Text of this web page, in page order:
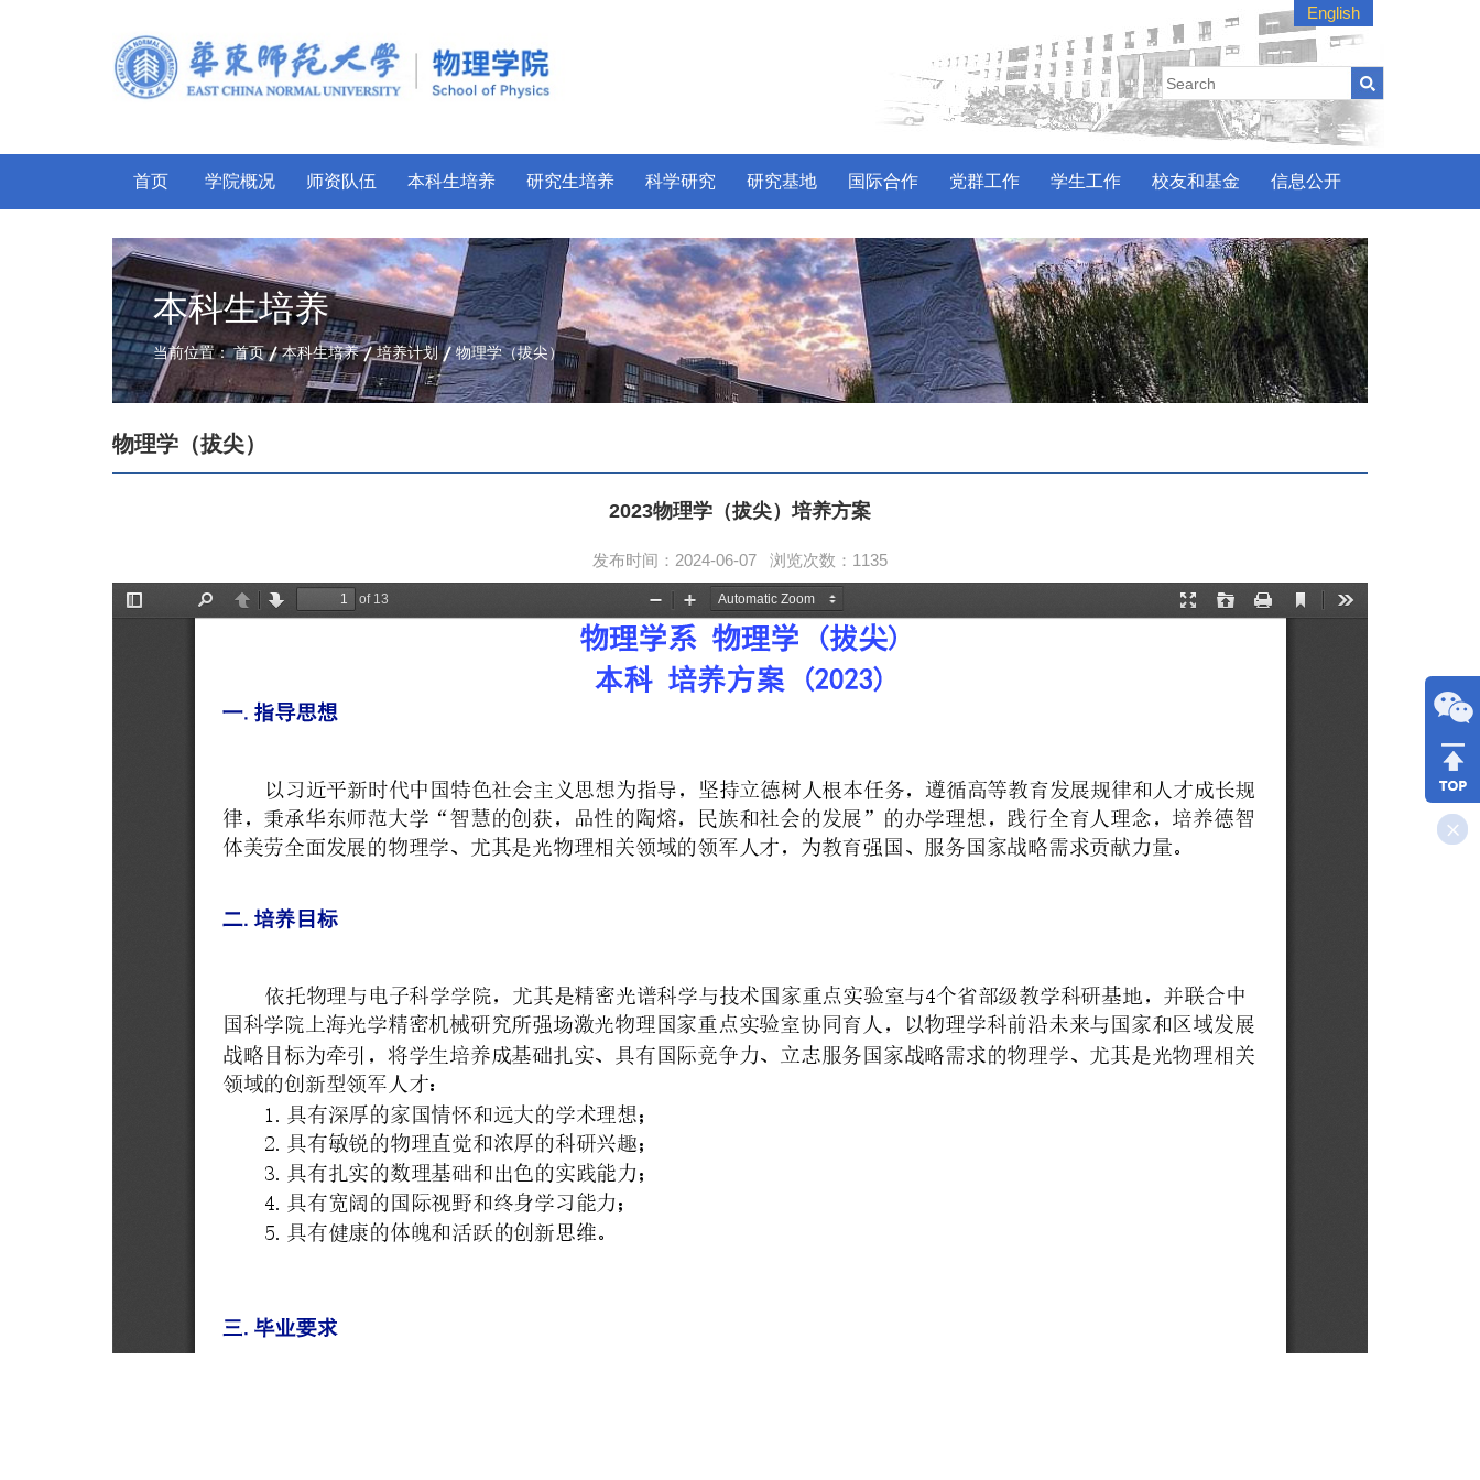
English
首页 学院概况 师资队伍 本科生培养 研究生培养 科学研究 研究基地 国际合作 党群工作 学生工作 校友和基金 信息公开
本科生培养
当前位置：首页 本科生培养 培养计划 物理学（拔尖）
物理学（拔尖）
2023物理学（拔尖）培养方案
发布时间：2024-06-07 浏览次数： 1135